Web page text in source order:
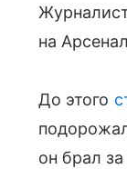
на
До этого
он брал